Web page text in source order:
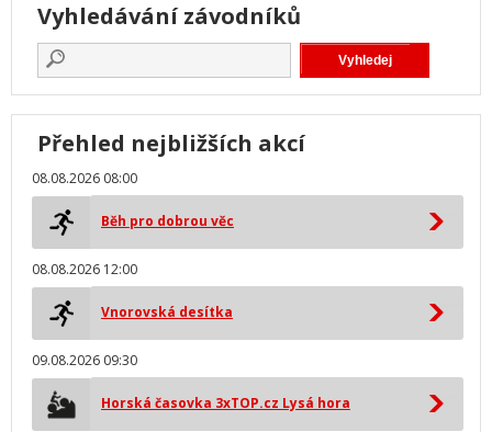
Vyhledávání závodníků
Přehled nejbližších akcí
08.08.2026 08:00
Běh pro dobrou věc
08.08.2026 12:00
Vnorovská desítka
09.08.2026 09:30
Horská časovka 3xTOP.cz Lysá hora